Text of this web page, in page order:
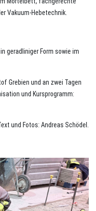
Vakuum-Hebetechnik.
geradliniger Form sowie im
Grebien und an zwei Tagen
und Kursprogramm:
und Fotos: Andreas Schödel.